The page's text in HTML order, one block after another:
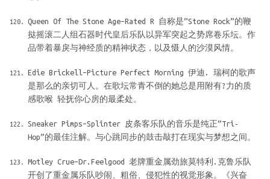
Queen Of The Stone Age–Rated R 自称是”Stone Rock”的鞭
挞摇滚二人组石器时代皇后乐队以异军突起之势席卷乐坛。作
品带着暴戾与神经质的精神状态，以及慑人的沙漠风情。
Edie Brickell–Picture Perfect Morning 伊迪. 瑞柯的歌声
是那么的亲切可人。在歌坛常青不倒的她总是用附有?力的质
感歌喉 轻抚你心房的最柔处。
Sneaker Pimps–Splinter 皮条客乐队的音乐是纯正”Tri-
Hop”的最佳注解。与心跳同步的鼓击敲打在现实与梦想之间。
Motley Crue–Dr.Feelgood 老牌重金属劲旅莫特利.克鲁乐队
开创了重金属乐队吵闹、粗俗、侵犯性的视觉形象。《兴奋